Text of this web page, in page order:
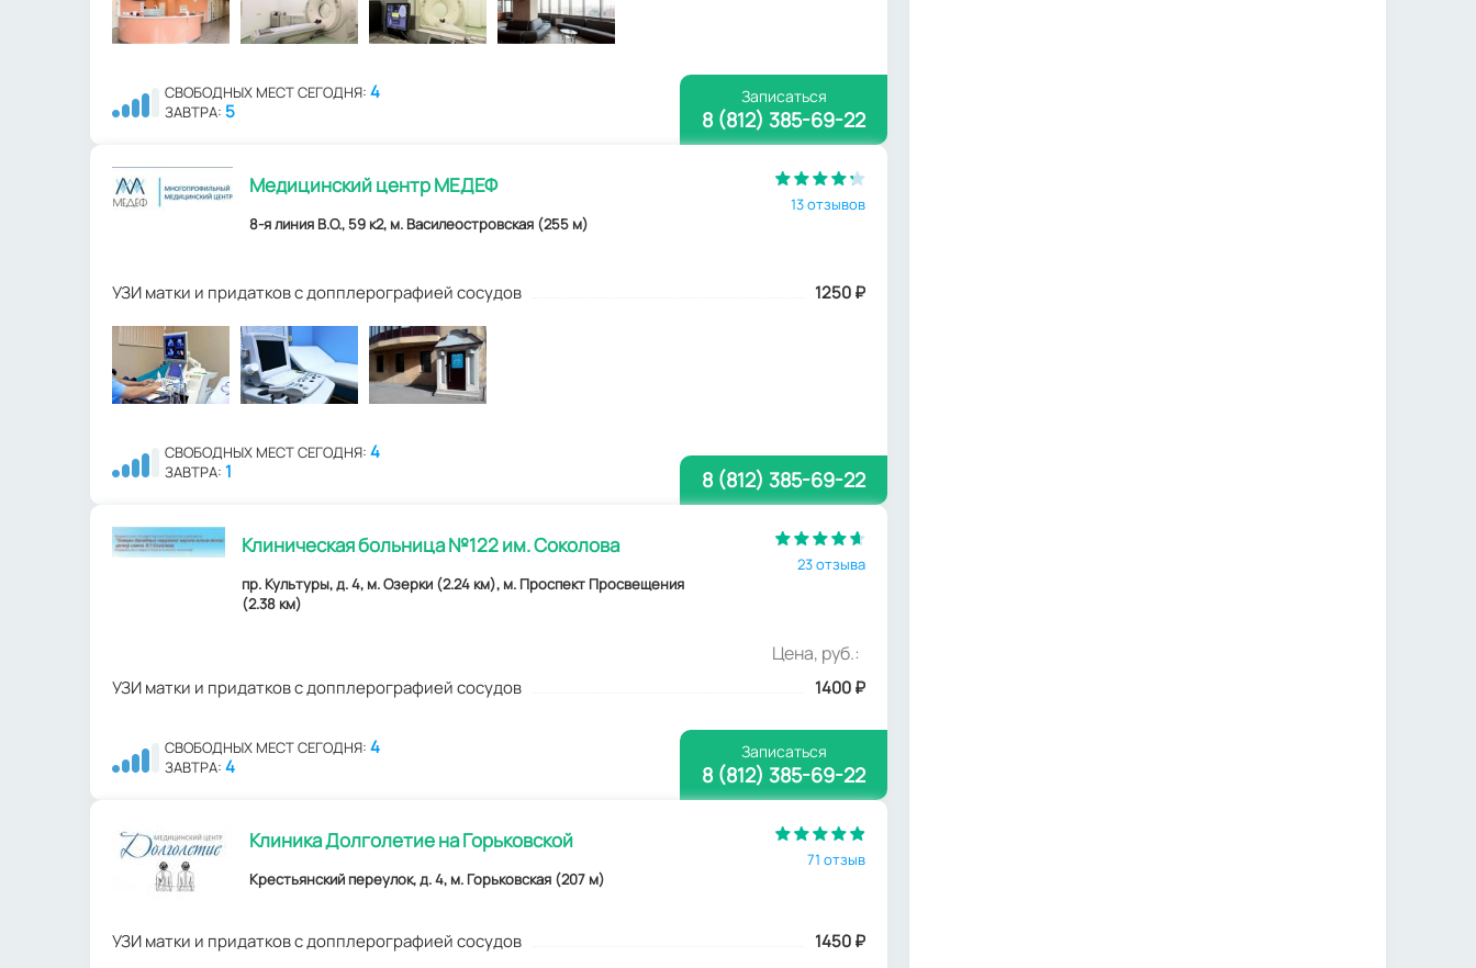
СВОБОДНЫХ МЕСТ СЕГОДНЯ: 4
ЗАВТРА: 5
Записаться
8 (812) 385-69-22
Медицинский центр МЕДЕФ
8-я линия В.О., 59 к2, м. Василеостровская (255 м)
13 отзывов
УЗИ матки и придатков с допплерографией сосудов 1250₽
СВОБОДНЫХ МЕСТ СЕГОДНЯ: 4
ЗАВТРА: 1 8 (812) 385-69-22
Клиническая больница №122 им. Соколова
пр. Культуры, д. 4, м. Озерки (2.24 км), м. Проспект Просвещения
(2.38 км)
23 отзыва
Цена, руб.:
УЗИ матки и придатков с допплерографией сосудов 1400₽
СВОБОДНЫХ МЕСТ СЕГОДНЯ: 4
ЗАВТРА: 4
Записаться
8 (812) 385-69-22
Клиника Долголетие на Горьковской
Крестьянский переулок, д. 4, м. Горьковская (207 м)
71 отзыв
УЗИ матки и придатков с допплерографией сосудов 1450₽